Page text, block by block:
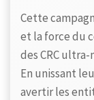
Cette
et la force du
des CRC ultra-
En unissant
avertir les